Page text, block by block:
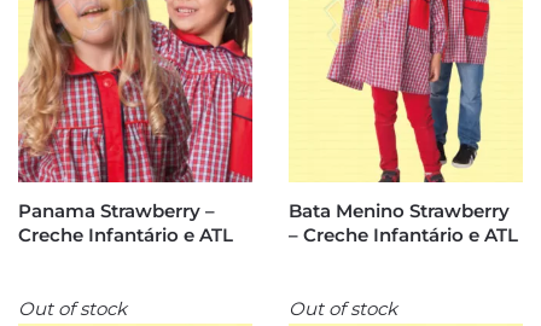
Panama Strawberry –
Creche Infantário e ATL
Bata Menino Strawberry
– Creche Infantário e ATL
Out of stock Out of stock